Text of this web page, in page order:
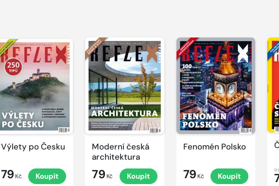
Výlety po Česku
79 Kč Koupit
Moderní česká
architektura
79 Kč Koupit
Fenomén Polsko
79 Kč Koupit